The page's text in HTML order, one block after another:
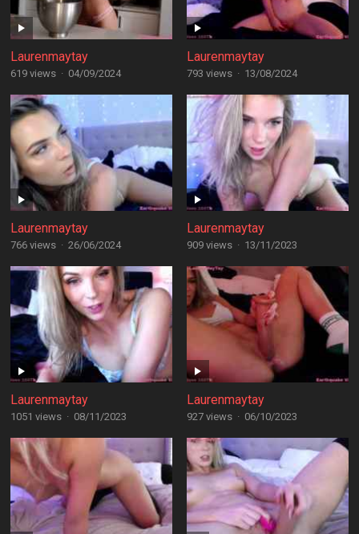
Laurenmaytay
619 views · 04/09/2024
Laurenmaytay
793 views · 13/08/2024
Laurenmaytay
766 views · 26/06/2024
Laurenmaytay
909 views · 13/11/2023
Laurenmaytay
1051 views · 08/11/2023
Laurenmaytay
927 views · 06/10/2023